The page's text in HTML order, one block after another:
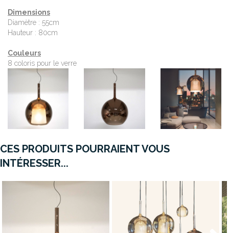
Dimensions
Diamètre : 55cm
Hauteur : 80cm
Couleurs
8 coloris pour le verre
CES PRODUITS POURRAIENT VOUS
INTÉRESSER...